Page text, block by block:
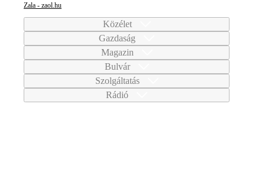
Zala - zaol.hu
Közélet
Gazdaság
Magazin
Bulvár
Szolgáltatás
Rádió